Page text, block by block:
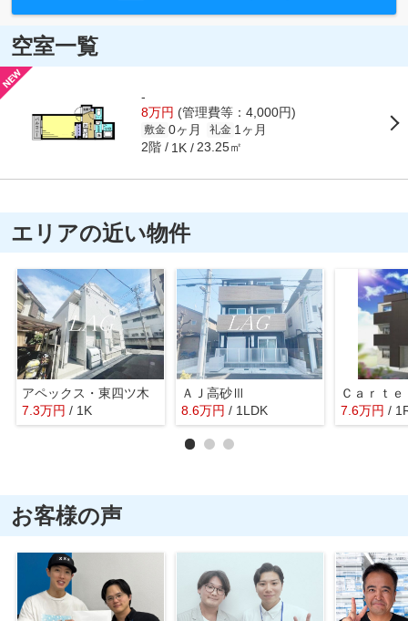
空室一覧
-
8万円 (管理費等：4,000円)
敷金 0ヶ月 礼金 1ヶ月
2階 1K 23.25㎡
エリアの近い物件
アペックス・東四ツ木
7.3万円 / 1K
ＡＪ高砂Ⅲ
8.6万円 / 1LDK
Ｃａｒｔ
7.6万円 /
お客様の声